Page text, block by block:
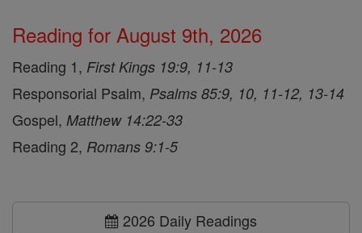
Reading for August 9th, 2026
Reading 1, First Kings 19:9, 11-13
Responsorial Psalm, Psalms 85:9, 10, 11-12, 13-14
Gospel, Matthew 14:22-33
Reading 2, Romans 9:1-5
2026 Daily Readings